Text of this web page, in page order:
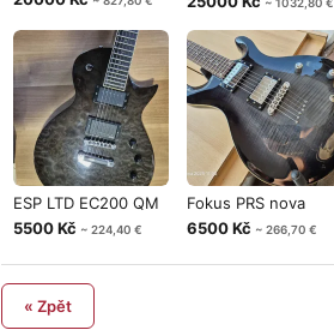
~ 1032,80 €
ESP LTD EC200 QM
5500 Kč ~ 224,40 €
Fokus PRS nova
6500 Kč ~ 266,70 €
« Zpět